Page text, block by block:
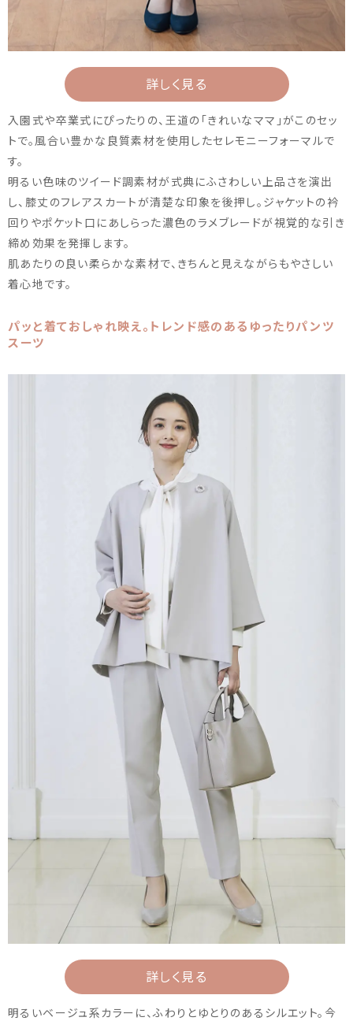
詳しく見る
入園式や卒業式にぴったりの、王道の「きれいなママ」がこのセッ
トで。風合い豊かな良質素材を使用したセレモニーフォーマルで
す。
明るい色味のツイード調素材が式典にふさわしい上品さを演出
し、膝丈のフレアスカートが清楚な印象を後押し。ジャケットの衿
回りやポケット口にあしらった濃色のラメブレードが視覚的な引き
締め効果を発揮します。
肌あたりの良い柔らかな素材で、きちんと見えながらもやさしい
着心地です。
パッと着ておしゃれ映え。トレンド感のあるゆったりパンツ
スーツ
詳しく見る
明るいベージュ系カラーに、ふわりとゆとりのあるシルエット。今